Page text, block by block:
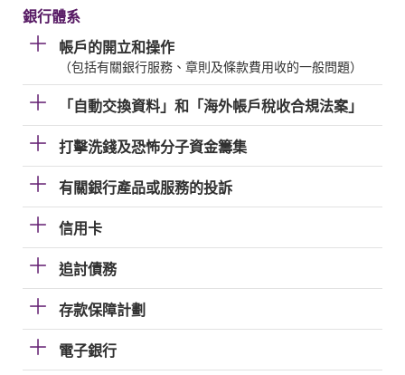
銀行體系
帳戶的開立和操作
（包括有關銀行服務、章則及條款費用收的一般問題）
「自動交換資料」和「海外帳戶稅收合規法案」
打擊洗錢及恐怖分子資金籌集
有關銀行產品或服務的投訴
信用卡
追討債務
存款保障計劃
電子銀行